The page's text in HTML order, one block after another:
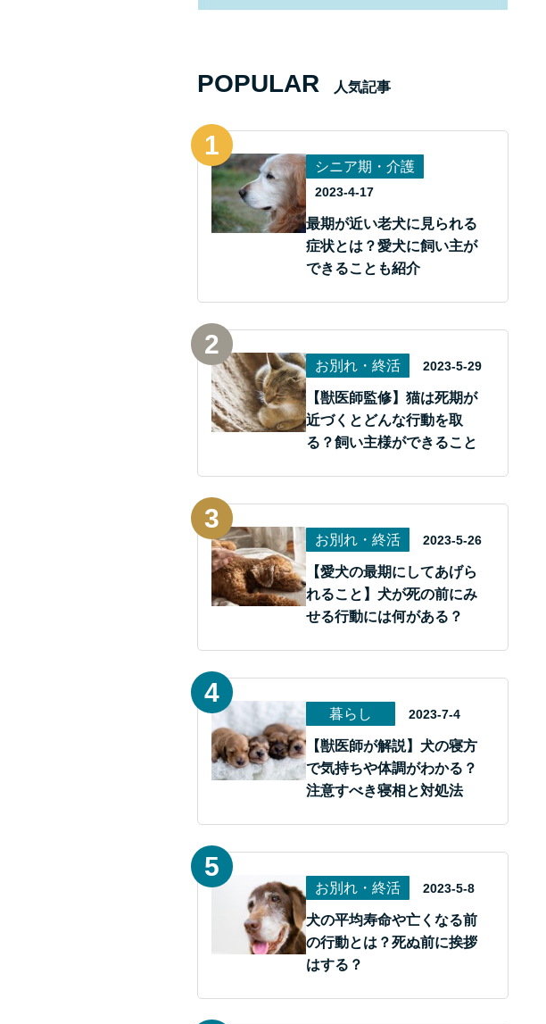
POPULAR 人気記事
シニア期・介護
2023-4-17
最期が近い老犬に見られる
症状とは？愛犬に飼い主が
できることも紹介
お別れ・終活 2023-5-29
【獣医師監修】猫は死期が
近づくとどんな行動を取
る？飼い主様ができること
お別れ・終活 2023-5-26
【愛犬の最期にしてあげら
れること】犬が死の前にみ
せる行動には何がある？
暮らし 2023-7-4
【獣医師が解説】犬の寝方
で気持ちや体調がわかる？
注意すべき寝相と対処法
お別れ・終活 2023-5-8
犬の平均寿命や亡くなる前
の行動とは？死ぬ前に挨拶
はする？